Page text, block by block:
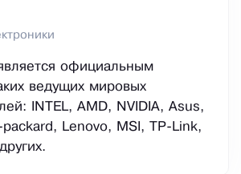
официальным
ведущих мировых
INTEL, AMD, NVIDIA, Asus,
Lenovo, MSI, TP-Link,